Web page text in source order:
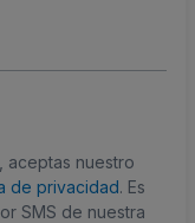
aceptas nuestro
de privacidad. Es
SMS de nuestra